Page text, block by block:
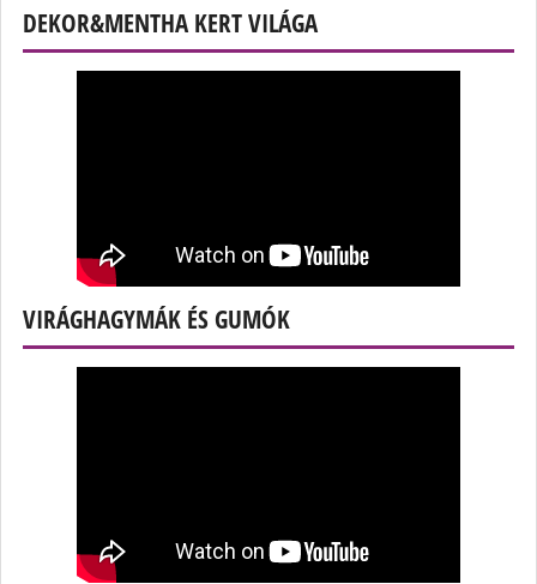
DEKOR&MENTHA KERT VILÁGA
VIRÁGHAGYMÁK ÉS GUMÓK